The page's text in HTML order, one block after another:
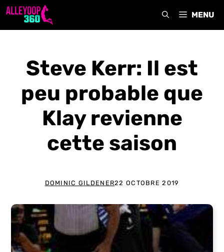
Aller
MENU
Steve Kerr: Il est
peu probable que
Klay revienne
cette saison
DOMINIC GILDENER22 OCTOBRE 2019